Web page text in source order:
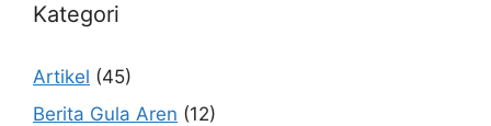
Kategori
Artikel (45)
Berita Gula Aren (12)